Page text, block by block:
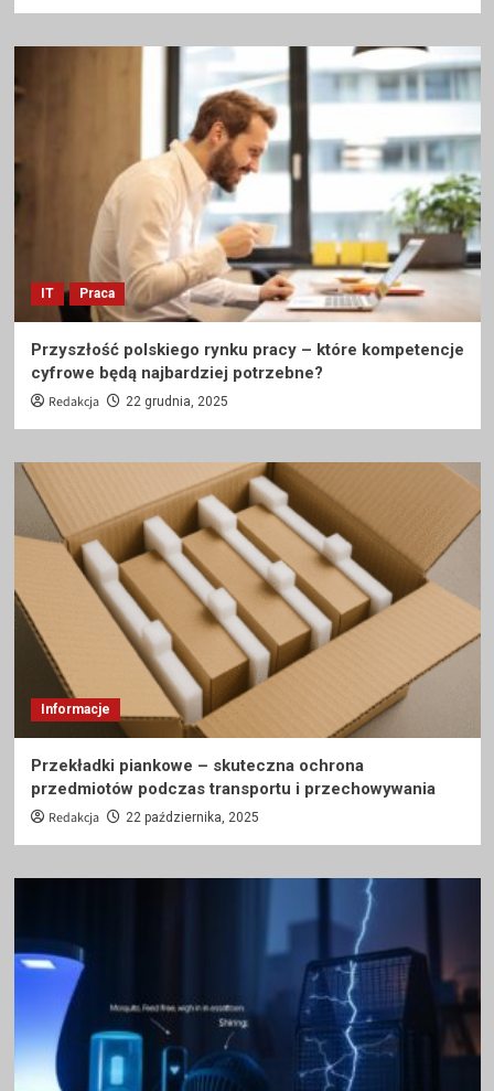
IT Praca
Przyszłość polskiego rynku pracy – które kompetencje
cyfrowe będą najbardziej potrzebne?
Redakcja 22 grudnia, 2025
Informacje
Przekładki piankowe – skuteczna ochrona
przedmiotów podczas transportu i przechowywania
Redakcja 22 października, 2025